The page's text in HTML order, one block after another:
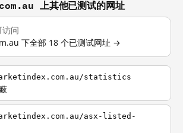
上其他已测试的网址
访问
下全部 18 个已测试网址 →
statistics
asx-listed-